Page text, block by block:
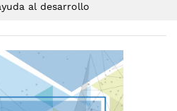
al desarrollo